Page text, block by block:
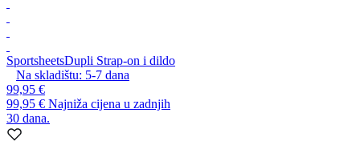
SportsheetsDupli Strap-on i dildo
Na skladištu: 5-7 dana
99,95 €
99,95 € Najniža cijena u zadnjih
30 dana.